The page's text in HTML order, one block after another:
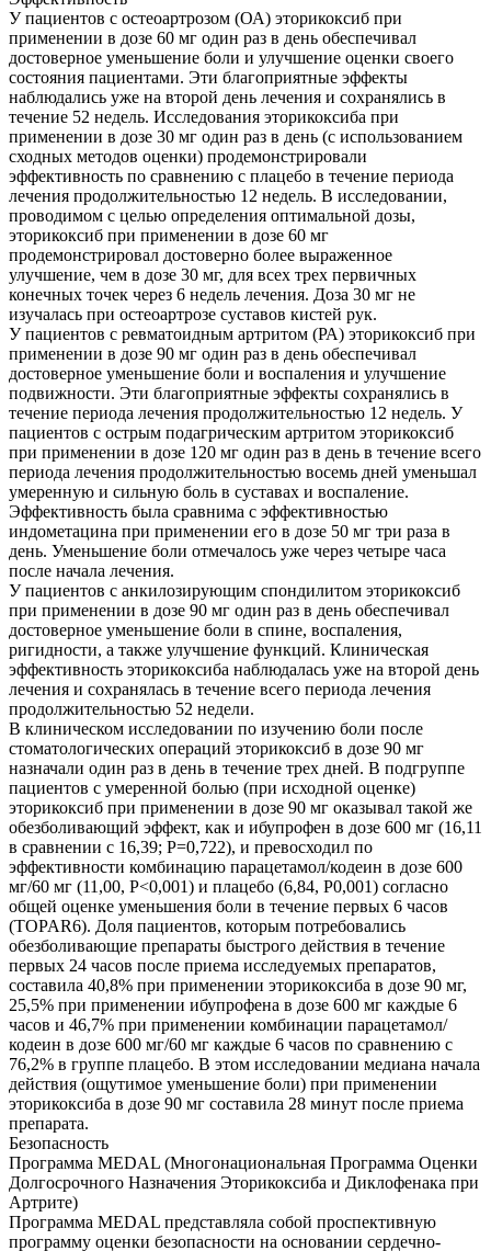
У пациентов с остеоартрозом (ОА) эторикоксиб при
применении в дозе 60 мг один раз в день обеспечивал
достоверное уменьшение боли и улучшение оценки своего
состояния пациентами. Эти благоприятные эффекты
наблюдались уже на второй день лечения и сохранялись в
течение 52 недель. Исследования эторикоксиба при
применении в дозе 30 мг один раз в день (с использованием
сходных методов оценки) продемонстрировали
эффективность по сравнению с плацебо в течение периода
лечения продолжительностью 12 недель. В исследовании,
проводимом с целью определения оптимальной дозы,
эторикоксиб при применении в дозе 60 мг
продемонстрировал достоверно более выраженное
улучшение, чем в дозе 30 мг, для всех трех первичных
конечных точек через 6 недель лечения. Доза 30 мг не
изучалась при остеоартрозе суставов кистей рук.
У пациентов с ревматоидным артритом (РА) эторикоксиб при
применении в дозе 90 мг один раз в день обеспечивал
достоверное уменьшение боли и воспаления и улучшение
подвижности. Эти благоприятные эффекты сохранялись в
течение периода лечения продолжительностью 12 недель. У
пациентов с острым подагрическим артритом эторикоксиб
при применении в дозе 120 мг один раз в день в течение всего
периода лечения продолжительностью восемь дней уменьшал
умеренную и сильную боль в суставах и воспаление.
Эффективность была сравнима с эффективностью
индометацина при применении его в дозе 50 мг три раза в
день. Уменьшение боли отмечалось уже через четыре часа
после начала лечения.
У пациентов с анкилозирующим спондилитом эторикоксиб
при применении в дозе 90 мг один раз в день обеспечивал
достоверное уменьшение боли в спине, воспаления,
ригидности, а также улучшение функций. Клиническая
эффективность эторикоксиба наблюдалась уже на второй день
лечения и сохранялась в течение всего периода лечения
продолжительностью 52 недели.
В клиническом исследовании по изучению боли после
стоматологических операций эторикоксиб в дозе 90 мг
назначали один раз в день в течение трех дней. В подгруппе
пациентов с умеренной болью (при исходной оценке)
эторикоксиб при применении в дозе 90 мг оказывал такой же
обезболивающий эффект, как и ибупрофен в дозе 600 мг (16,11
в сравнении с 16,39; Р=0,722), и превосходил по
эффективности комбинацию парацетамол/кодеин в дозе 600
мг/60 мг (11,00, Р<0,001) и плацебо (6,84, Р0,001) согласно
общей оценке уменьшения боли в течение первых 6 часов
(TOPAR6). Доля пациентов, которым потребовались
обезболивающие препараты быстрого действия в течение
первых 24 часов после приема исследуемых препаратов,
составила 40,8% при применении эторикоксиба в дозе 90 мг,
25,5% при применении ибупрофена в дозе 600 мг каждые 6
часов и 46,7% при применении комбинации парацетамол/
кодеин в дозе 600 мг/60 мг каждые 6 часов по сравнению с
76,2% в группе плацебо. В этом исследовании медиана начала
действия (ощутимое уменьшение боли) при применении
эторикоксиба в дозе 90 мг составила 28 минут после приема
препарата.
Безопасность
Программа MEDAL (Многонациональная Программа Оценки
Долгосрочного Назначения Эторикоксиба и Диклофенака при
Артрите)
Программа MEDAL представляла собой проспективную
программу оценки безопасности на основании сердечно-